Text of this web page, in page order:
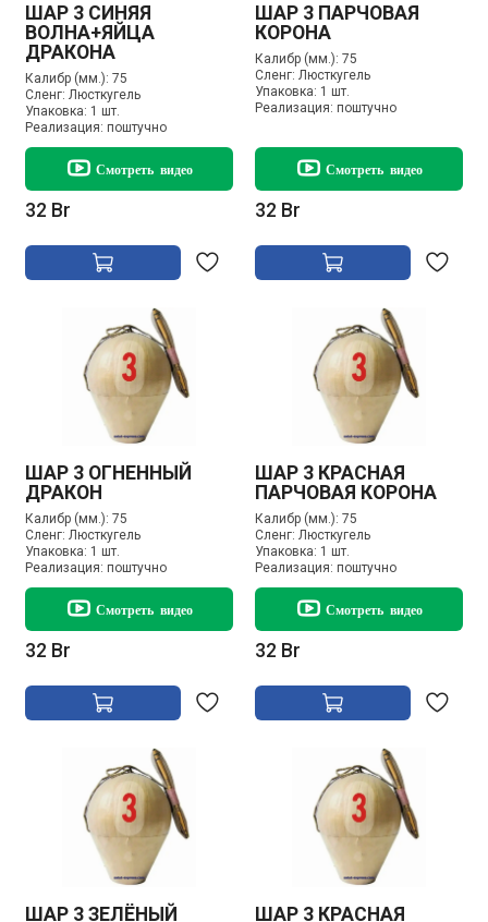
ШАР 3 СИНЯЯ
ВОЛНА+ЯЙЦА
ДРАКОНА
Калибр (мм.): 75
Сленг: Люсткугель
Упаковка: 1 шт.
Реализация: поштучно
Смотреть видео
32 Br
ШАР 3 ПАРЧОВАЯ
КОРОНА
Калибр (мм.): 75
Сленг: Люсткугель
Упаковка: 1 шт.
Реализация: поштучно
Смотреть видео
32 Br
ШАР 3 ОГНЕННЫЙ
ДРАКОН
Калибр (мм.): 75
Сленг: Люсткугель
Упаковка: 1 шт.
Реализация: поштучно
Смотреть видео
32 Br
ШАР 3 КРАСНАЯ
ПАРЧОВАЯ КОРОНА
Калибр (мм.): 75
Сленг: Люсткугель
Упаковка: 1 шт.
Реализация: поштучно
Смотреть видео
32 Br
ШАР 3 ЗЕЛЁНЫЙ ШАР 3 КРАСНАЯ